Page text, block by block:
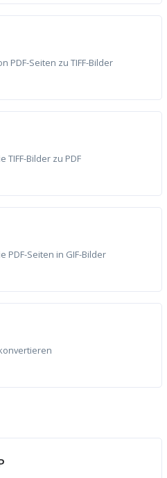
PDF-Seiten zu TIFF-Bilder
TIFF-Bilder zu PDF
PDF-Seiten in GIF-Bilder